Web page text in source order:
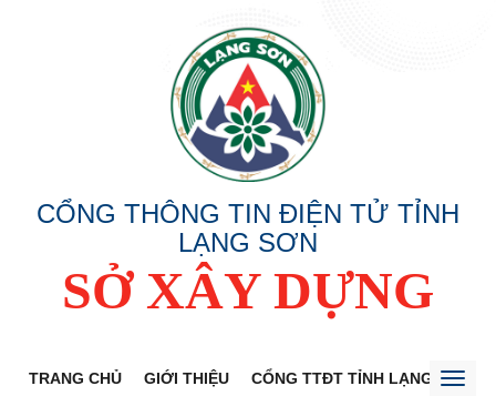
CỔNG THÔNG TIN ĐIỆN TỬ TỈNH
LẠNG SƠN
SỞ XÂY DỰNG
TRANG CHỦ GIỚI THIỆU CỔNG TTĐT TỈNH LẠNG SƠN